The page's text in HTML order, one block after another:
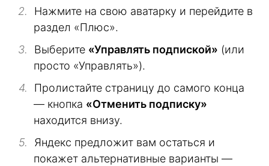
Нажмите на свою аватарку и перейдите в
раздел «Плюс».
Выберите «Управлять подпиской» (или
просто «Управлять»).
Пролистайте страницу до самого конца
— кнопка «Отменить подписку»
находится внизу.
Яндекс предложит вам остаться и
покажет альтернативные варианты —